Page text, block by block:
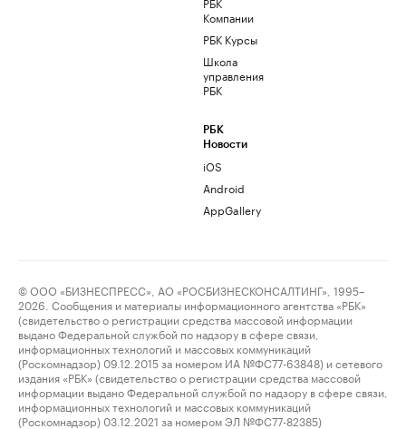
Компании
РБК Курсы
Школа
управления
РБК
РБК
Новости
iOS
Android
AppGallery
© ООО «БИЗНЕСПРЕСС», АО «РОСБИЗНЕСКОНСАЛТИНГ», 1995–
2026. Сообщения и материалы информационного агентства «РБК»
(свидетельство о регистрации средства массовой информации
выдано Федеральной службой по надзору в сфере связи,
информационных технологий и массовых коммуникаций
(Роскомнадзор) 09.12.2015 за номером ИА №ФС77-63848) и сетевого
издания «РБК» (свидетельство о регистрации средства массовой
информации выдано Федеральной службой по надзору в сфере связи,
информационных технологий и массовых коммуникаций
(Роскомнадзор) 03.12.2021 за номером ЭЛ №ФС77-82385)